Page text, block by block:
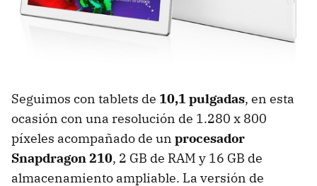
Seguimos con tablets de 10,1 pulgadas, en esta
ocasión con una resolución de 1.280 x 800
píxeles acompañado de un procesador
Snapdragon 210, 2 GB de RAM y 16 GB de
almacenamiento ampliable. La versión de